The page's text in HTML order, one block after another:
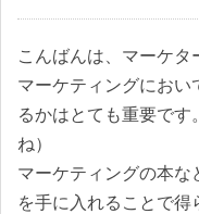
こんばんは、マーケタ
マーケティングにお
るかはとても重要です
ね）
マーケティングの本な
を手に入れることで